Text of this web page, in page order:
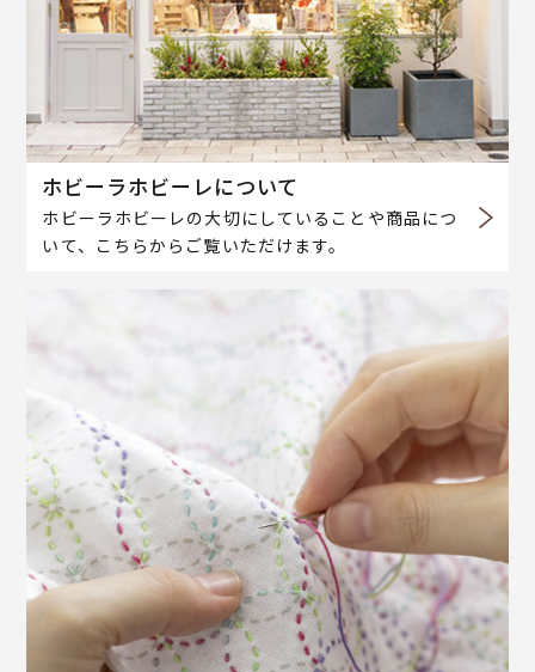
ホビーラホビーレについて
ホビーラホビーレの大切にしていることや商品につ
いて、こちらからご覧いただけます。